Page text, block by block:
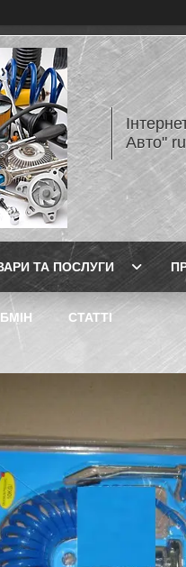
Авто"
ТА ПОСЛУГИ
СТАТТІ